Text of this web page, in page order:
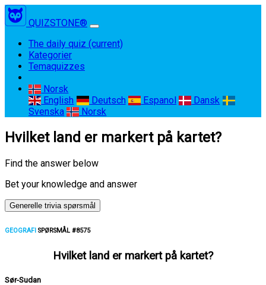
QUIZSTONE®
The daily quiz (current)
Kategorier
Temaquizzes
Norsk
English
Deutsch Espanol
Dansk
Svenska
Norsk
Hvilket land er markert på kartet?
Find the answer below
Bet your knowledge and answer
Generelle trivia spørsmål
GEOGRAFI SPØRSMÅL #8575
Hvilket land er markert på kartet?
Sør-Sudan